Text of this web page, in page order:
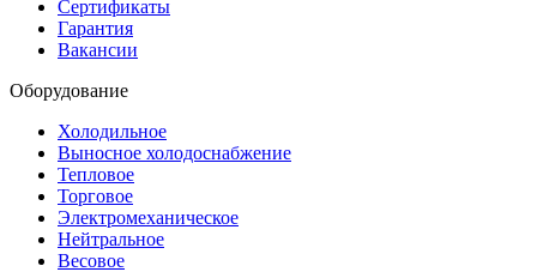
Сертификаты
Гарантия
Вакансии
Оборудование
Холодильное
Выносное холодоснабжение
Тепловое
Торговое
Электромеханическое
Нейтральное
Весовое